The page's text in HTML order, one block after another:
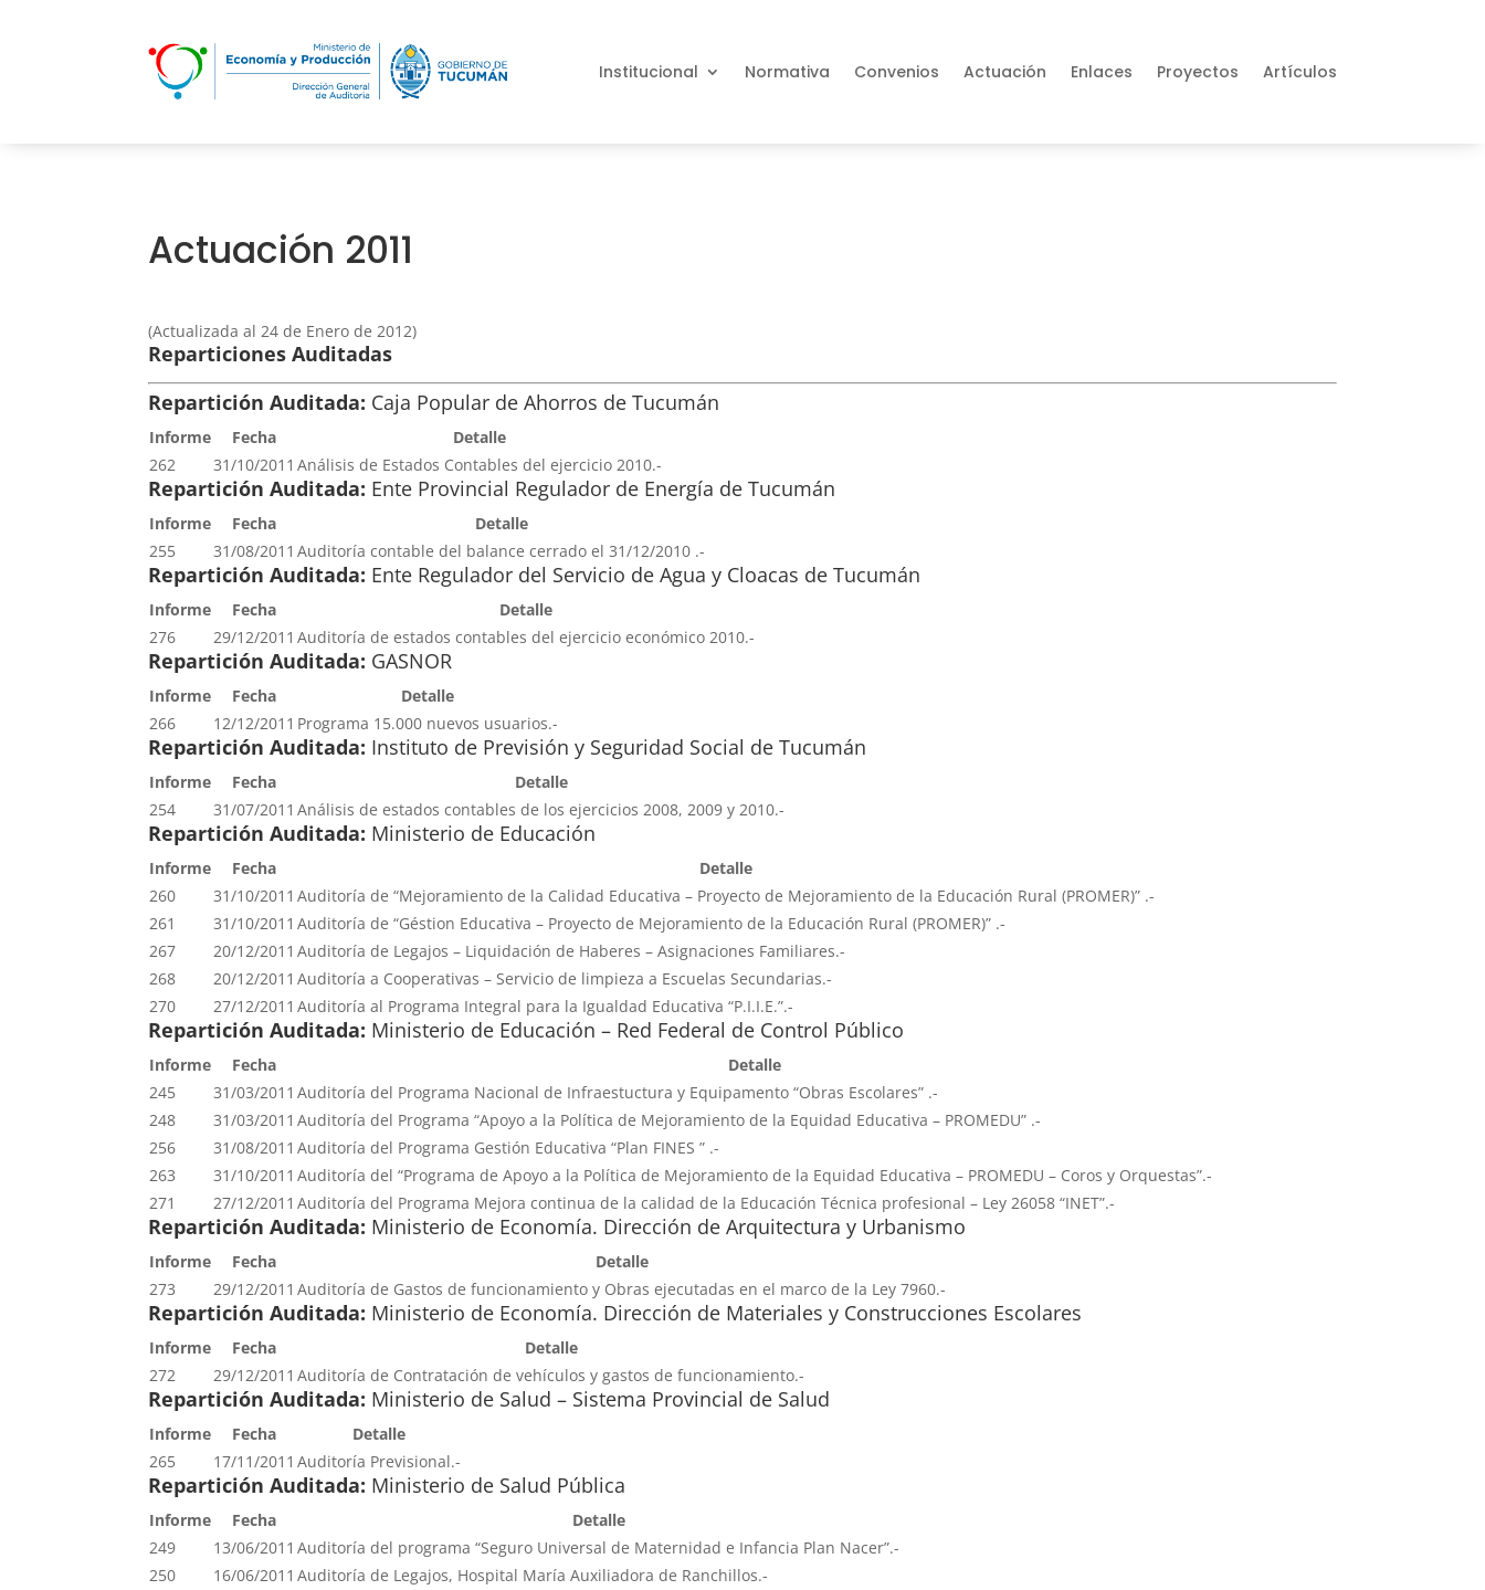
Institucional Normativa Convenios Actuación Enlaces Proyectos Artículos
Actuación 2011
(Actualizada al 24 de Enero de 2012)
Reparticiones Auditadas
Repartición Auditada: Caja Popular de Ahorros de Tucumán
Informe Fecha
Detalle
262
31/10/2011 Análisis de Estados Contables del ejercicio 2010.-
Repartición Auditada: Ente Provincial Regulador de Energía de Tucumán
Informe Fecha
Detalle
255
31/08/2011 Auditoría contable del balance cerrado el 31/12/2010 .-
Repartición Auditada: Ente Regulador del Servicio de Agua y Cloacas de Tucumán
Informe Fecha
Detalle
276
29/12/2011 Auditoría de estados contables del ejercicio económico 2010.-
Repartición Auditada: GASNOR
Informe Fecha
Detalle
266
12/12/2011 Programa 15.000 nuevos usuarios.-
Repartición Auditada: Instituto de Previsión y Seguridad Social de Tucumán
Informe Fecha
Detalle
254
31/07/2011 Análisis de estados contables de los ejercicios 2008, 2009 y 2010.-
Repartición Auditada: Ministerio de Educación
Informe Fecha
Detalle
260
31/10/2011 Auditoría de “Mejoramiento de la Calidad Educativa – Proyecto de Mejoramiento de la Educación Rural (PROMER)” .-
261
31/10/2011 Auditoría de “Géstion Educativa – Proyecto de Mejoramiento de la Educación Rural (PROMER)” .-
267
20/12/2011 Auditoría de Legajos – Liquidación de Haberes – Asignaciones Familiares.-
268
20/12/2011 Auditoría a Cooperativas – Servicio de limpieza a Escuelas Secundarias.-
270
27/12/2011 Auditoría al Programa Integral para la Igualdad Educativa “P.I.I.E.”.-
Repartición Auditada: Ministerio de Educación – Red Federal de Control Público
Informe Fecha
Detalle
245
31/03/2011 Auditoría del Programa Nacional de Infraestuctura y Equipamento “Obras Escolares” .-
248
31/03/2011 Auditoría del Programa “Apoyo a la Política de Mejoramiento de la Equidad Educativa – PROMEDU” .-
256
31/08/2011 Auditoría del Programa Gestión Educativa “Plan FINES ” .-
263
31/10/2011 Auditoría del “Programa de Apoyo a la Política de Mejoramiento de la Equidad Educativa – PROMEDU – Coros y Orquestas”.-
271
27/12/2011 Auditoría del Programa Mejora continua de la calidad de la Educación Técnica profesional – Ley 26058 “INET”.-
Repartición Auditada: Ministerio de Economía. Dirección de Arquitectura y Urbanismo
Informe Fecha
Detalle
273
29/12/2011 Auditoría de Gastos de funcionamiento y Obras ejecutadas en el marco de la Ley 7960.-
Repartición Auditada: Ministerio de Economía. Dirección de Materiales y Construcciones Escolares
Informe Fecha
Detalle
272
29/12/2011 Auditoría de Contratación de vehículos y gastos de funcionamiento.-
Repartición Auditada: Ministerio de Salud – Sistema Provincial de Salud
Informe Fecha
Detalle
265
17/11/2011 Auditoría Previsional.-
Repartición Auditada: Ministerio de Salud Pública
Informe Fecha
Detalle
249
13/06/2011 Auditoría del programa “Seguro Universal de Maternidad e Infancia Plan Nacer”.-
250
16/06/2011 Auditoría de Legajos, Hospital María Auxiliadora de Ranchillos.-